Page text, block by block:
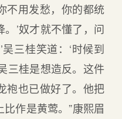
不用发愁，你的都统
’奴才就不懂了，问
三桂笑道：‘时候到
三桂是想造反。这件
袍也已做好了。他把
作是黄莺。”康熙眉